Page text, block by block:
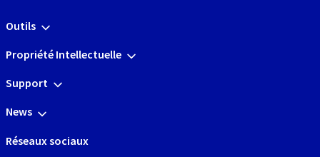
Outils
Propriété Intellectuelle
Support
News
Réseaux sociaux